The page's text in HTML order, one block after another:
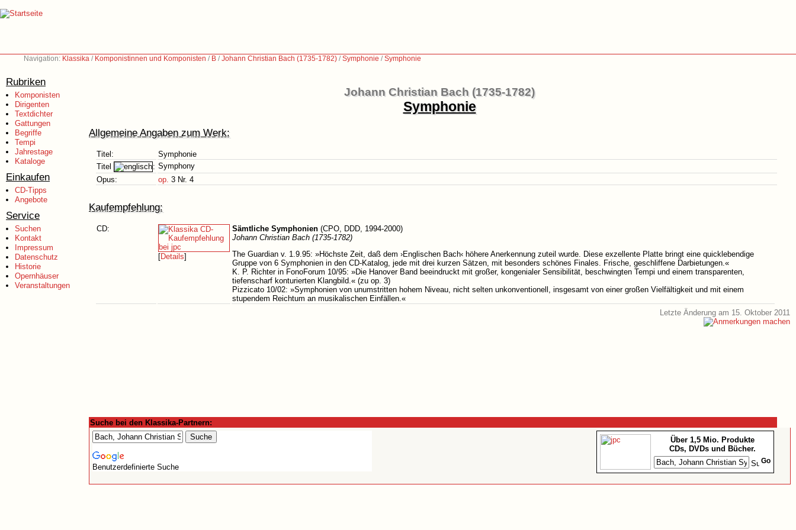
Navigation: Klassika / Komponistinnen und Komponisten / B /Johann Christian Bach (1735-1782) /Symphonie /Symphonie
Rubriken
Komponisten
Dirigenten
Textdichter
Gattungen
Begriffe
Tempi
Jahrestage
Kataloge
Einkaufen
CD-Tipps
Angebote
Service
Suchen
Kontakt
Impressum
Datenschutz
Historie
Opernhäuser
Veranstaltungen
Johann Christian Bach (1735-1782)
Symphonie
Allgemeine Angaben zum Werk:
Titel:
Symphonie
Titel
: Symphony
Opus:
op. 3 Nr. 4
Kaufempfehlung:
CD:
[Details]
Sämtliche Symphonien (CPO, DDD, 1994-2000)
Johann Christian Bach (1735-1782)
The Guardian v. 1.9.95: »Höchste Zeit, daß dem ›Englischen Bach‹ höhere Anerkennung zuteil wurde. Diese exzellente Platte bringt eine quicklebendige
Gruppe von 6 Symphonien in den CD-Katalog, jede mit drei kurzen Sätzen, mit besonders schönes Finales. Frische, geschliffene Darbietungen.«
K. P. Richter in FonoForum 10/95: »Die Hanover Band beeindruckt mit großer, kongenialer Sensibilität, beschwingten Tempi und einem transparenten,
tiefenscharf konturierten Klangbild.« (zu op. 3)
Pizzicato 10/02: »Symphonien von unumstritten hohem Niveau, nicht selten unkonventionell, insgesamt von einer großen Vielfältigkeit und mit einem
stupendem Reichtum an musikalischen Einfällen.«
Letzte Änderung am 15. Oktober 2011
Suche bei den Klassika-Partnern:
Benutzerdefinierte Suche
Über 1,5 Mio. Produkte
CDs, DVDs und Bücher.
Go